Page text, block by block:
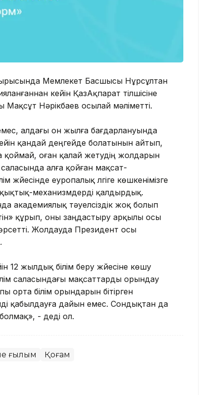
Мемлекет Басшысы Нұрсұлтан
кейін ҚазАқпарат тілшісіне
Нәрікбаев осылай мәліметті.
алдағы он жылға бағдарлануында
қандай деңгейде болатынын айтып,
қоймай, оған қалай жетудің жолдарын
алға қойған мақсат-
жүйесінде еуропалық үлгіге көшкенімізге
механизмдерді қалдырдық.
академиялық тәуелсіздік жоқ болып
құрып, оны заңдастыру арқылы осы
Жолдауда Президент осы
12 жылдық білім беру жүйесіне көшу
саласындағы мақсаттарды орындау
орта білім орындарын бітірген
қабылдауға дайын емес. Сондықтан да
- деді ол.
ғылым Қоғам